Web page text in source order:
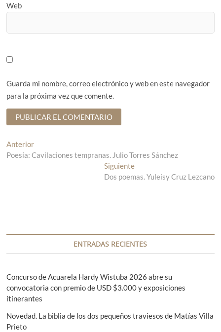
Web
Guarda mi nombre, correo electrónico y web en este navegador
para la próxima vez que comente.
N
a
i
ó
n
d
e
Anterior
n
e
i
o
r
Poesía: Cavilaciones tempranas. Julio Torres Sánchez
SiguienteE
n
s
i
u
i
t
Dos poemas. Yuleisy Cruz Lezcano
ENTRADAS RECIENTES
Concurso de Acuarela Hardy Wistuba 2026 abre su
convocatoria con premio de USD $3.000 y exposiciones
itinerantes
Novedad. La biblia de los dos pequeños traviesos de Matías Villa
Prieto